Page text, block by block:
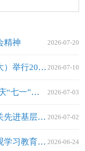
精神 2026-07-20
市贸促会党组理论学习中心组（扩大）举行2026年第8次集中学习研讨 2026-07-10
市贸促会开展“红岩领航·贸促先锋”庆“七一”主题党日活动 2026-07-03
市贸促会人事部党支部荣获市直机关先进基层党组织 2026-07-02
市贸促会召开树立和践行正确政绩观学习教育警示教育会 2026-06-24